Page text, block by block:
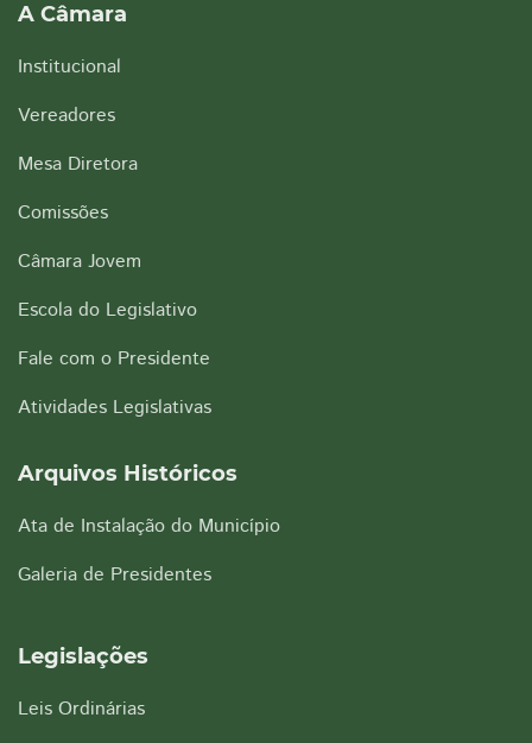
A Câmara
Institucional
Vereadores
Mesa Diretora
Comissões
Câmara Jovem
Escola do Legislativo
Fale com o Presidente
Atividades Legislativas
Arquivos Históricos
Ata de Instalação do Município
Galeria de Presidentes
Legislações
Leis Ordinárias